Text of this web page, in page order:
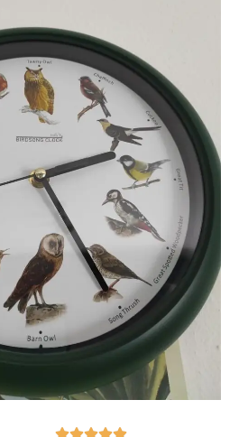
